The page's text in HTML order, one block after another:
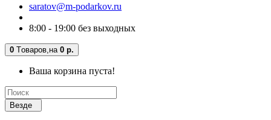
saratov@m-podarkov.ru
8:00 - 19:00 без выходных
0 Tоваров, на 0 р.
Ваша корзина пуста!
Везде